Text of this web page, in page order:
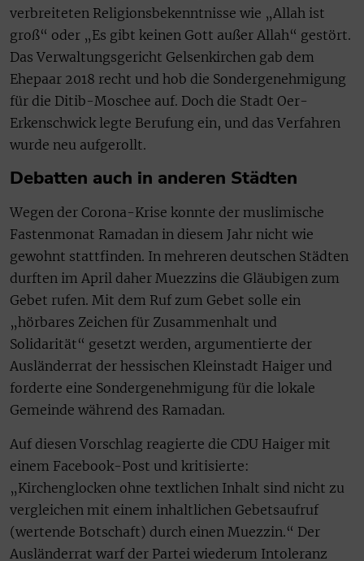
verbreiteten Religionsbekenntnisse wie „Allah ist
groß“ oder „Es gibt keinen Gott außer Allah“ gestört.
Das Verwaltungsgericht Gelsenkirchen gab dem
Ehepaar 2018 recht und hob die Sondergenehmigung
für die Ditib-Moschee auf. Doch die Stadt Oer-
Erkenschwick legte Berufung ein, und das Verfahren
wurde neu aufgerollt.
Debatten auch in anderen Städten
Wegen der Corona-Krise konnte der muslimische
Fastenmonat Ramadan in diesem Jahr nicht wie
gewohnt stattfinden. In mehreren deutschen Städten
durften im April daher Muezzins die Gläubigen zum
Gebet rufen. Mit dem Ruf zum Gebet solle ein
„hörbares Zeichen für Zusammenhalt und
Solidarität“ gesetzt werden, argumentierte der
Ausländerrat der hessischen Kleinstadt Haiger und
forderte eine Sondergenehmigung für die lokale
Gemeinde während des Ramadan.
Auf diesen Vorschlag reagierte die CDU Haiger mit
einem Facebook-Post und kritisierte:
„Kirchenglocken ohne textlichen Inhalt sind nicht zu
vergleichen mit einem inhaltlichen Gebetsaufruf
(wertende Botschaft) durch einen Muezzin.“ Der
Ausländerrat warf der Partei wiederum Intoleranz